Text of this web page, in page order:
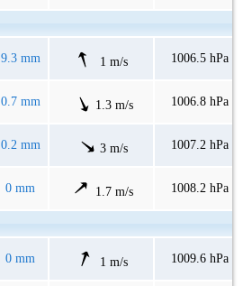
9.3 mm 1 m/s 1006.5 hPa
0.7 mm 1.3 m/s 1006.8 hPa
0.2 mm 3 m/s 1007.2 hPa
0 mm 1.7 m/s 1008.2 hPa
0 mm 1 m/s 1009.6 hPa